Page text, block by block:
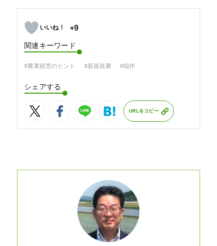
+9
関連キーワード
#農業経営のヒント #新規就農 #稲作
シェアする
URLをコピー